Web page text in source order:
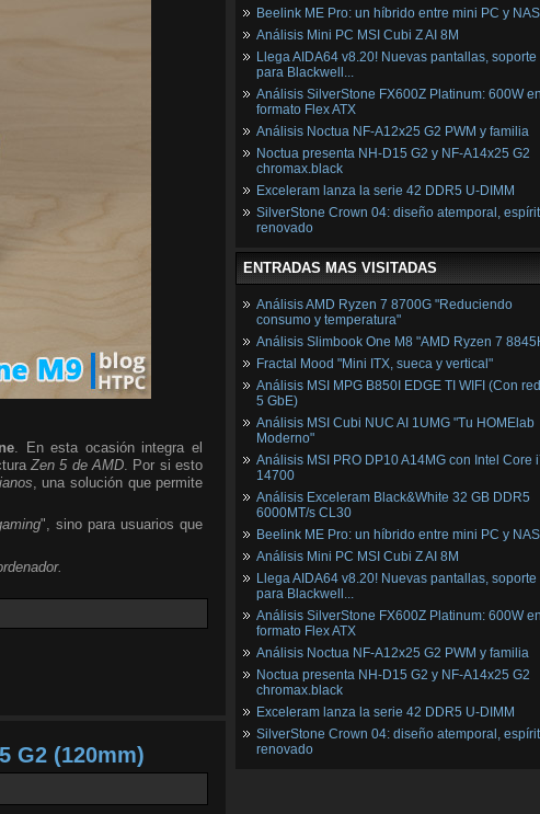
. En esta ocasión integra el
Zen 5 de AMD . Por si esto
, una solución que permite
", sino para usuarios que
G2 (120mm)
Beelink ME Pro: un híbrido entre mini PC y NAS
Análisis Mini PC MSI Cubi Z AI 8M
Llega AIDA64 v8.20! Nuevas pantallas, soporte
para Blackwell...
Análisis SilverStone FX600Z Platinum: 600W
formato Flex ATX
Análisis Noctua NF-A12x25 G2 PWM y familia
Noctua presenta NH-D15 G2 y NF-A14x25 G2
chromax.black
Exceleram lanza la serie 42 DDR5 U-DIMM
SilverStone Crown 04: diseño atemporal,
renovado
ENTRADAS MAS VISITADAS
Análisis AMD Ryzen 7 8700G "Reduciendo
consumo y temperatura"
Análisis Slimbook One M8 "AMD Ryzen 7
Fractal Mood "Mini ITX, sueca y vertical"
Análisis MSI MPG B850I EDGE TI WIFI (Con
5 GbE)
Análisis MSI Cubi NUC AI 1UMG "Tu HOMElab
Moderno"
Análisis MSI PRO DP10 A14MG con Intel Core
14700
Análisis Exceleram Black&White 32 GB DDR5
6000MT/s CL30
Beelink ME Pro: un híbrido entre mini PC y NAS
Análisis Mini PC MSI Cubi Z AI 8M
Llega AIDA64 v8.20! Nuevas pantallas, soporte
para Blackwell...
Análisis SilverStone FX600Z Platinum: 600W
formato Flex ATX
Análisis Noctua NF-A12x25 G2 PWM y familia
Noctua presenta NH-D15 G2 y NF-A14x25 G2
chromax.black
Exceleram lanza la serie 42 DDR5 U-DIMM
SilverStone Crown 04: diseño atemporal,
renovado